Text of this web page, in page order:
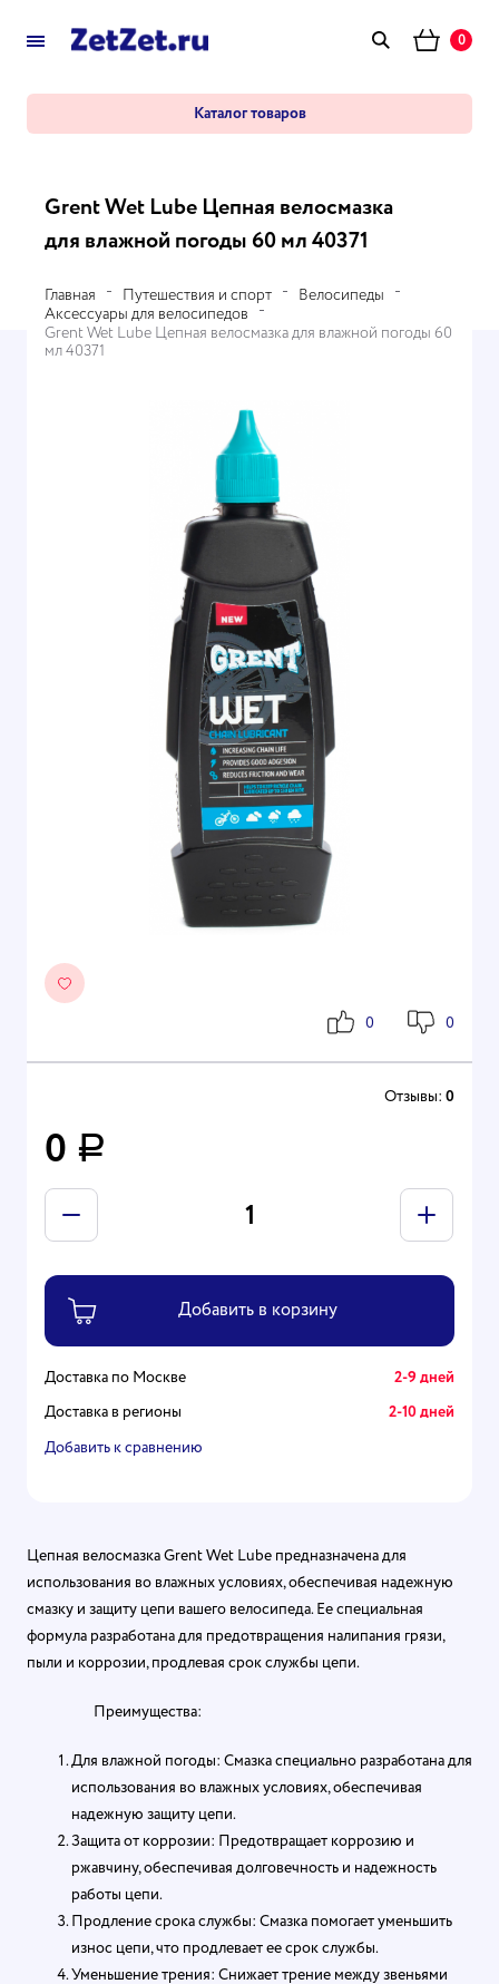
0
Каталог товаров
Grent Wet Lube Цепная велосмазка
для влажной погоды 60 мл 40371
Главная Путешествия и спорт
Велосипеды
Аксессуары для велосипедов
Grent Wet Lube Цепная велосмазка для влажной погоды 60
мл 40371
0 0
Отзывы: 0
0 Р
Доставка по Москве 2-9 дней
Доставка в регионы 2-10 дней
Добавить к сравнению
Цепная велосмазка Grent Wet Lube предназначена для
использования во влажных условиях, обеспечивая надежную
смазку и защиту цепи вашего велосипеда. Ее специальная
формула разработана для предотвращения налипания грязи,
пыли и коррозии, продлевая срок службы цепи.
Преимущества:
Для влажной погоды: Смазка специально разработана для
использования во влажных условиях, обеспечивая
надежную защиту цепи.
Защита от коррозии: Предотвращает коррозию и
ржавчину, обеспечивая долговечность и надежность
работы цепи.
Продление срока службы: Смазка помогает уменьшить
износ цепи, что продлевает ее срок службы.
Уменьшение трения: Снижает трение между звеньями